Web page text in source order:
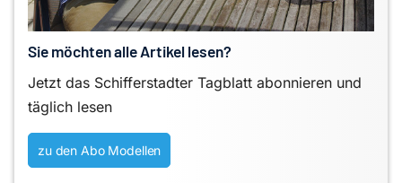
Sie möchten alle Artikel lesen?
Jetzt das Schifferstadter Tagblatt abonnieren und
täglich lesen
zu den Abo Modellen